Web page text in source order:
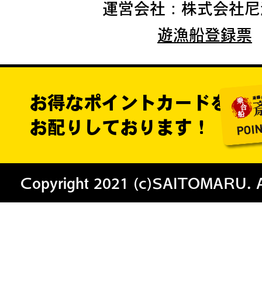
運営会社：株式会社
遊漁船登録票
お得なポイントカードを
お配りしております！
Copyright 2021 (c)SAITOMARU.